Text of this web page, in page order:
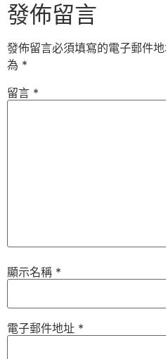
發佈留言
發佈留言必須填寫的電子郵件地
為 *
留言 *
顯示名稱 *
電子郵件地址 *